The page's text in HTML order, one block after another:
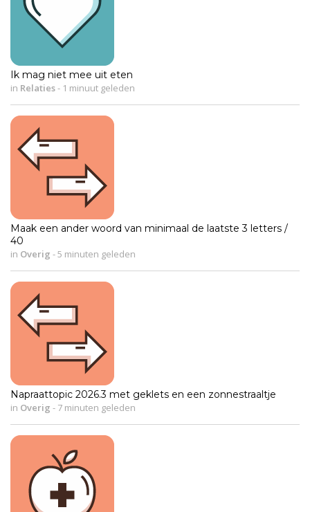
Ik mag niet mee uit eten
in Relaties- 1 minuut geleden
Maak een ander woord van minimaal de laatste 3 letters /
40
in Overig -5 minuten geleden
Napraattopic 2026.3 met geklets en een zonnestraaltje
in Overig - 7 minuten geleden